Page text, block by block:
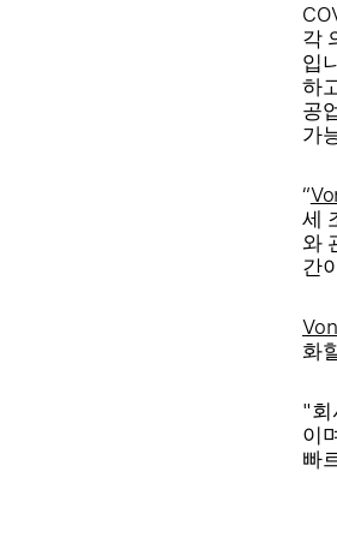
각
입
하
공
가
“
세
와
간
화
"회
이
빠